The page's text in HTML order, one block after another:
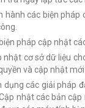
hành các biện
pháp cập nhật
nhật cơ sở dữ liệu
và cập nhật
dụng các giải pháp
nhật các bản